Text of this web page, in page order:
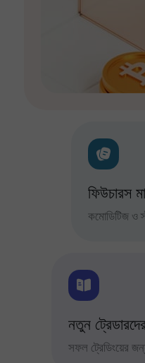
ফিউচারস
কমোডিটিজ ও
নতুন
সফল ট্রেডিংয়ের